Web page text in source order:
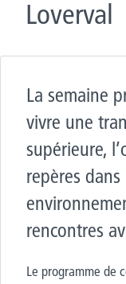
Loverval
La semaine
vivre une
supérieure,
repères
rencontres
Le programme de